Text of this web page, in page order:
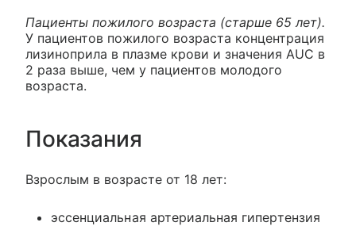
Пациенты пожилого возраста (старше 65 лет).
У пациентов пожилого возраста концентрация
лизиноприла в плазме крови и значения AUC в
2 раза выше, чем у пациентов молодого
возраста.
Показания
Взрослым в возрасте от 18 лет:
эссенциальная артериальная гипертензия